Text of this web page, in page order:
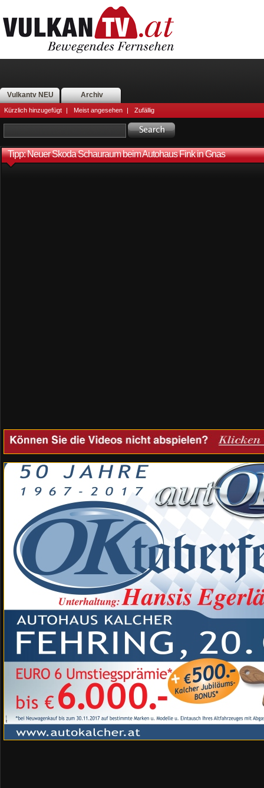
Vulkantv NEU Archiv
Kürzlich hinzugefügt | Meist angesehen | Zufällig
Tipp: Neuer Skoda Schauraum beim Autohaus Fink in Gnas